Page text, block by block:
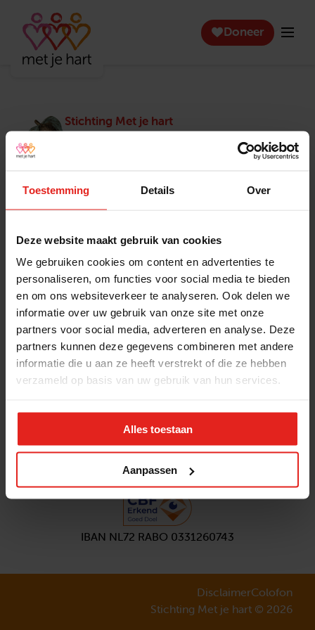
Toestemming Details Over
Deze website maakt gebruik van cookies
We gebruiken cookies om content en advertenties te
personaliseren, om functies voor social media te bieden
en om ons websiteverkeer te analyseren. Ook delen we
informatie over uw gebruik van onze site met onze
partners voor social media, adverteren en analyse. Deze
partners kunnen deze gegevens combineren met andere
informatie die u aan ze heeft verstrekt of die ze hebben
verzameld op basis van uw gebruik van hun services.
Alles toestaan
Aanpassen
Doneer
Stichting Met je hart
Stichting Met je hart laat ouderen die zich
eenzaam voelen weer genieten en inspireert
winnaar van het Appeltje van Oranje.
Actuele vacatures
Pers en media
Jaarverslag 2025
Contact
Klachtenprocedure
Privacyverklaring
Opzeggen
Volg ons
Aanmeldennieuwsbrief
IBAN NL72 RABO 0331260743
DisclaimerColofon
Stichting Met je hart © 2026